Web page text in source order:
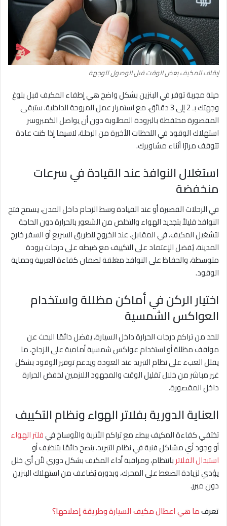
إيقاف المكيف بعض الوقت قبل الوصول للوجهة
حيلة مجربة توفر في البنزين بشكل واضح هي إطفاء المكيف قبل بلوغ
وجهتك بـ 2 إلى 3 دقائق، مع استمرار عمل المروحة الداخلية. ستبقى
المقصورة محتفظة بالبرودة المطلوبة دون أن يواصل الكمبروسر
استهلاك الوقود في اللحظات الأخيرة من الرحلة، لاسيما إذا كنت عادة
تتوقف مرارًا أثناء مشاويرك.
استغلال النوافذ عند القيادة في سرعات
منخفضة
في الرحلات القصيرة أو عند القيادة وسط الزحام داخل المدن، يسمح فتح
النوافذ قليلاً بتجديد الهواء والتخلص من الشعور بالحرارة دون الحاجة
لتشغيل المكيف. في المقابل، عند الخروج للطريق السريع أو السفر خارج
المدينة، يُفضل الإعتماد على التكييف مع ضبطه على درجات برودة
متوسطة، والحفاظ على النوافذ مغلقة لضمان كفاءة العربية وحماية
الوقود.
اختيار الركن في أماكن مظللة واستخدام
العواكس الشمسية
للحد من تراكم درجات الحرارة داخل السيارة، يفضل دائمًا البحث عن
مواقف مظللة أو استخدام عواكس شمسية أمامية على الزجاج، ما
يقلل العبء على نظام التبريد عند العودة ويدعم توفير الوقود بشكل
غير مباشر من خلال تقليل الوقت والمجهود اللازمين لخفض الحرارة
داخل المقصورة.
العناية الدورية بفلاتر الهواء ونظام التكييف
تختفي كفاءة المكيف ببطء مع تراكم الأتربة والأوساخ فيفلتر الهواء
أو وجود أي مشاكل فنية في نظام التبريد. ينصح دائمًا بتنظيف أو
استبدال الفلاتربانتظام، ومراقبة أداء المكيف بشكل دوري لأن أي خلل
يؤدي لزيادة الضغط على المحرك، وبدوره يُضاعف من استهلاك البنزين
دون مبرر.
تعرفما هي اعطال مكيف السيارة وطريقة إصلاحها؟